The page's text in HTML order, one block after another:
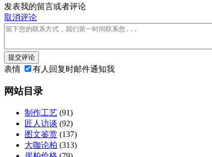
发表我的留言或者评论
取消评论
提交评论
表情 有人回复时邮件通知我
网站目录
制作工艺 (91)
匠人访谈 (92)
图文鉴赏 (137)
大咖论柏 (313)